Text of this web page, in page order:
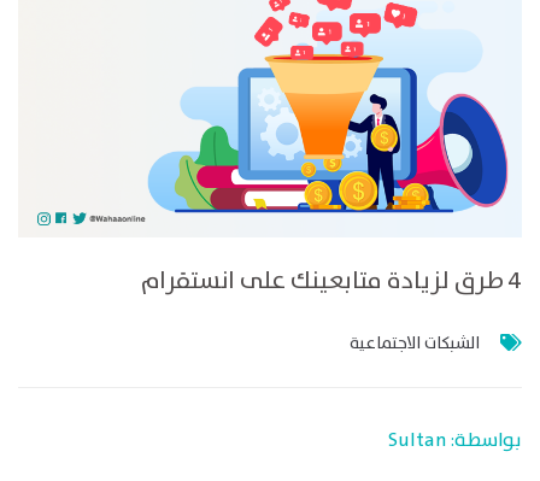
4 طرق لزيادة متابعينك على انستقرام
الشبكات الاجتماعية
بواسطة: Sultan